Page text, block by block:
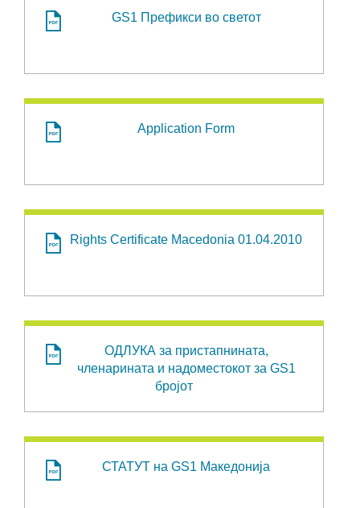
GS1 Префикси во светот
Application Form
Rights Certificate Macedonia 01.04.2010
ОДЛУКА за пристапнината,
членарината и надоместокот за GS1
бројот
СТАТУТ на GS1 Македонија